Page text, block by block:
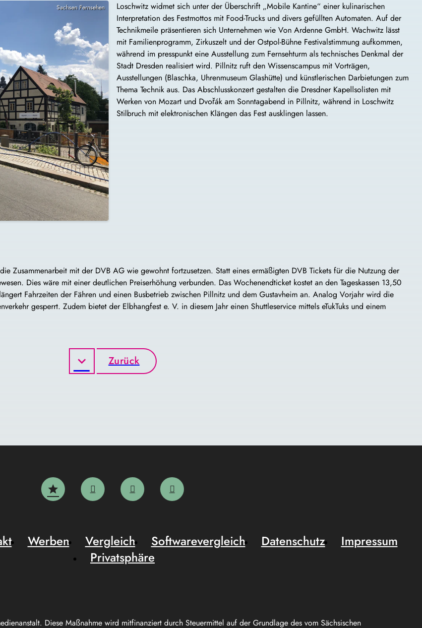
Sachsen Fernsehen
Loschwitz widmet sich unter der Überschrift „Mobile Kantine“ einer kulinarischen
Interpretation des Festmottos mit Food-Trucks und divers gefüllten Automaten. Auf der
Technikmeile präsentieren sich Unternehmen wie Von Ardenne GmbH. Wachwitz lässt
mit Familienprogramm, Zirkuszelt und der Ostpol-Bühne Festivalstimmung aufkommen,
während im presspunkt eine Ausstellung zum Fernsehturm als technisches Denkmal der
Stadt Dresden realisiert wird. Pillnitz ruft den Wissenscampus mit Vorträgen,
Ausstellungen (Blaschka, Uhrenmuseum Glashütte) und künstlerischen Darbietungen zum
Thema Technik aus. Das Abschlusskonzert gestalten die Dresdner Kapellsolisten mit
Werken von Mozart und Dvořák am Sonntagabend in Pillnitz, während in Loschwitz
Stilbruch mit elektronischen Klängen das Fest ausklingen lassen.
Zusammenarbeit mit der DVB AG wie gewohnt fortzusetzen. Statt eines ermäßigten DVB Tickets für die Nutzung der
Dies wäre mit einer deutlichen Preiserhöhung verbunden. Das Wochenendticket kostet an den Tageskassen 13,50
Fahrzeiten der Fähren und einen Busbetrieb zwischen Pillnitz und dem Gustavheim an. Analog Vorjahr wird die
gesperrt. Zudem bietet der Elbhangfest e. V. in diesem Jahr einen Shuttleservice mittels eTukTuks und einem
Zurück
Diese Maßnahme wird mitfinanziert durch Steuermittel auf der Grundlage des vom Sächsischen
Werben Vergleich Softwarevergleich Datenschutz
Impressum
Privatsphäre